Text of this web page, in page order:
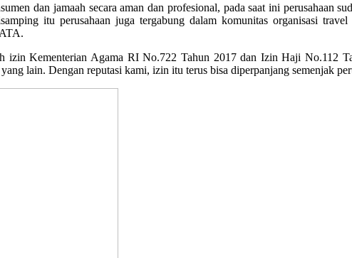
dan jamaah secara aman dan profesional, pada saat ini perusahaan
itu perusahaan juga tergabung dalam komunitas organisasi
izin Kementerian Agama RI No.722 Tahun 2017 dan Izin Haji No.112
lain. Dengan reputasi kami, izin itu terus bisa diperpanjang semenjak